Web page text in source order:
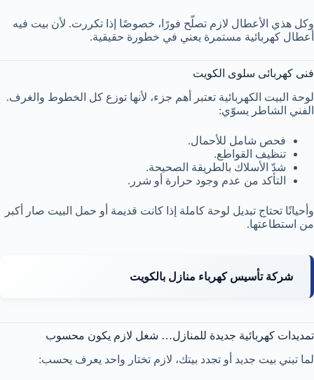
وكل هذي الأعطال لازم تصلّح فورًا، خصوصًا إذا تكررت. لأن بيت فيه
أعطال كهربائية مستمرة يعني في خطورة حقيقية.
فنى كهربائى سلوى الكويت
لوحة البيت الكهربائية تعتبر أهم جزء، لأنها توزع كل الخطوط والغرف.
الفني الشاطر يسوّي:
فحص شامل للأحمال.
تنظيف القواطع.
شدّ الأسلاك بالطريقة الصحيحة.
التأكد من عدم وجود حرارة أو شرر.
وأحيانًا تحتاج تبديل لوحة كاملة إذا كانت قديمة أو حمل البيت صار أكبر
من استطاعتها.
شركة تأسيس كهرباء منازل بالكويت
تمديدات كهربائية جديدة للمنازل… شغل لازم يكون محسوب
لما تبني بيت جديد أو تجدد بيتك، لازم تختار واحد يعرف يحسب: